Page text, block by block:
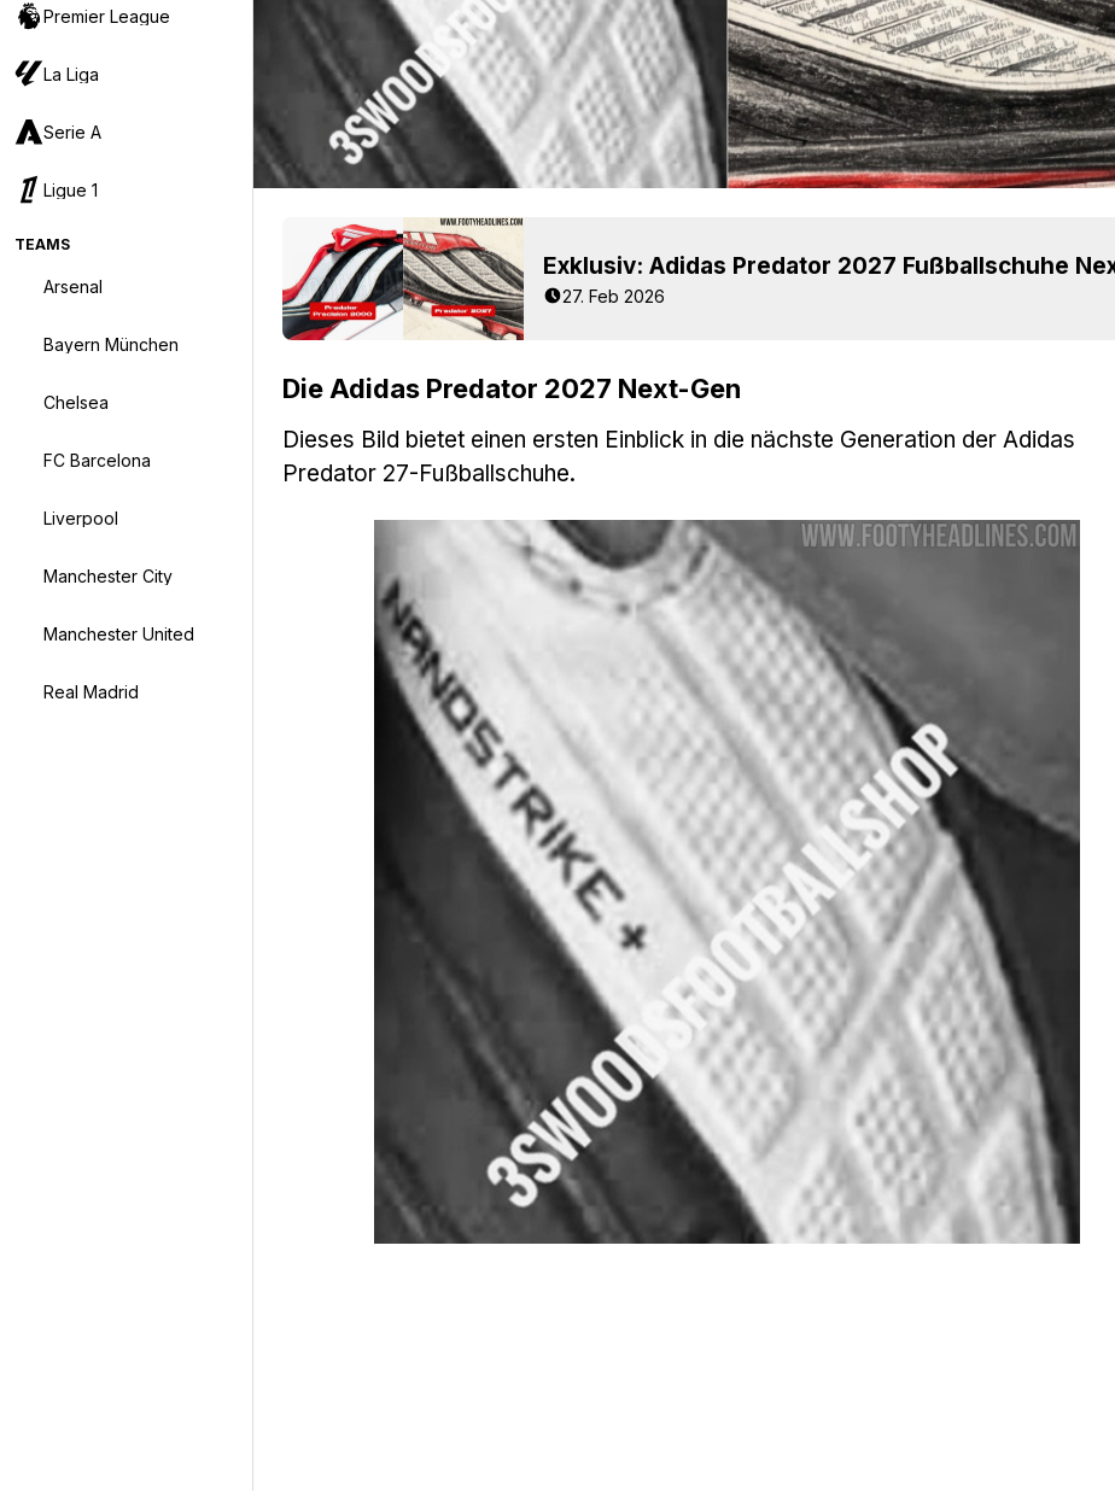
Premier League
La Liga
Serie A
Ligue 1
TEAMS
Arsenal
Bayern München
Chelsea
FC Barcelona
Liverpool
Manchester City
Manchester United
Real Madrid
27. Feb 2026
Die Adidas Predator 2027 Next-Gen
Dieses Bild bietet einen ersten Einblick in die nächste Generation der Adidas
Predator 27-Fußballschuhe.